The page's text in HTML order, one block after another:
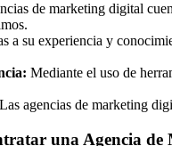
de marketing digital
a su experiencia y
Mediante el uso de
Las agencias de marketing
una Agencia